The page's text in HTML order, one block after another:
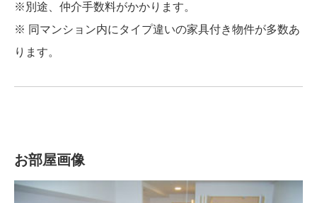
※別途、仲介手数料がかかります。
※ 同マンション内にタイプ違いの家具付き物件が多数あ
ります。
お部屋画像